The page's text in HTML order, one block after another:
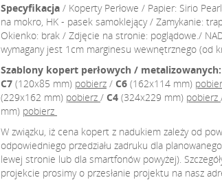
Specyfikacja / Koperty Perłowe / Papier: Sirio
na mokro, HK - pasek samoklejący / Zamykanie:
Okienko: brak / Zdjęcie na stronie: poglądowe./
wymagany jest 1cm marginesu wewnętrznego (od
Szablony kopert perłowych / metalizowanych:
C7 (120x85 mm) pobierz / C6 (162x114 mm)
(229x162 mm) pobierz / C4 (324x229 mm) pobierz
mm) pobierz
W związku, iż cena kopert z nadukiem zależy od
odpowiedniego przedziału zadruku dla
lewej stronie lub dla smartfonów powyżej).
projekcie prosimy o przesłanie projektu na nasz